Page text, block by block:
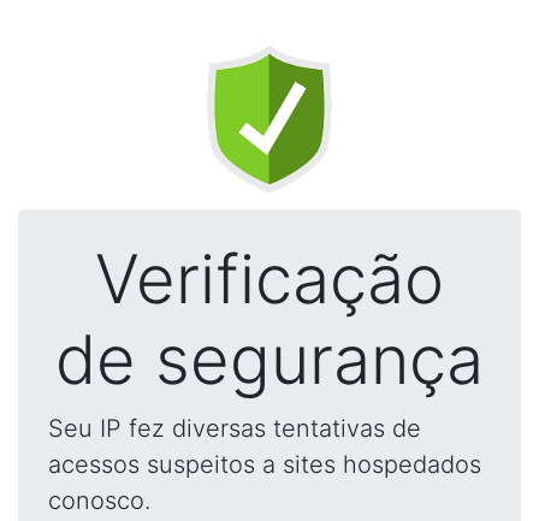
Verificação
de segurança
Seu IP fez diversas tentativas de
acessos suspeitos a sites hospedados
conosco.